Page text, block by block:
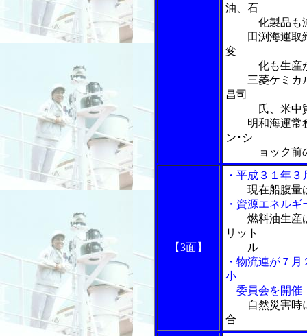
油、石
化製品も減
田渕海運取締
変
化も生産が
三菱ケミカル
昌司
氏、米中貿
明和海運常務
ン･シ
ョック前の
【3面】
・平成３１年
現在船腹量
・資源エネル
燃料油生産
リット
ル
・物流連が７
小
委員会を開催
自然災害時
合